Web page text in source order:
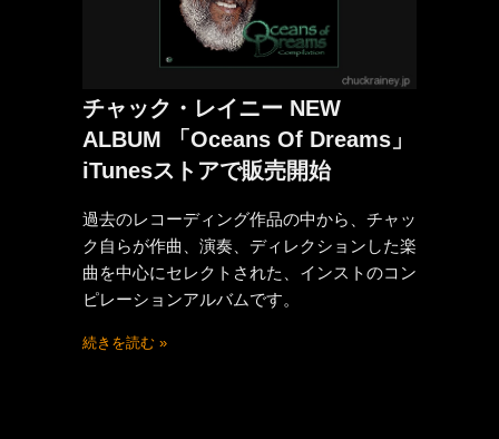
チャック・レイニー NEW
ALBUM 「Oceans Of Dreams」
iTunesストアで販売開始
過去のレコーディング作品の中から、チャッ
ク自らが作曲、演奏、ディレクションした楽
曲を中心にセレクトされた、インストのコン
ピレーションアルバムです。
続きを読む »